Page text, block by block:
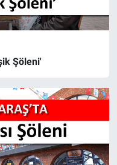
Şöleni'